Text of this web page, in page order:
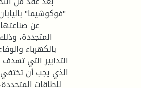
عن
المتجددة،
بالكهرباء
الذي يجب أن تختفي
للطاقات